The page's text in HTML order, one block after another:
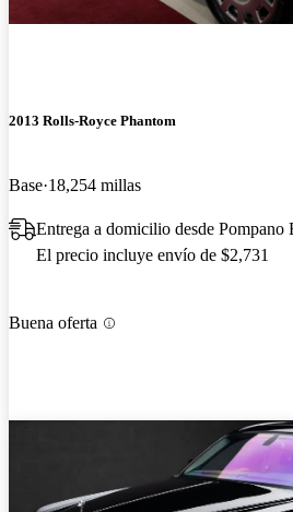
2013 Rolls-Royce Phantom
Base 18,254 millas
Entrega a domicilio desde Pompano
El precio incluye envío de $2,731
Buena oferta